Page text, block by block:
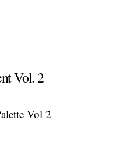
Vol. 2